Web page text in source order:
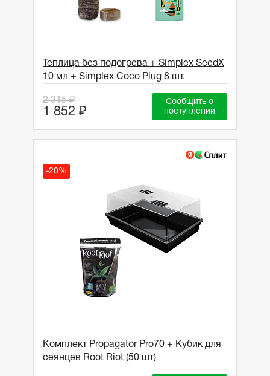
Теплица без подогрева + Simplex SeedX
10 мл + Simplex Coco Plug 8 шт.
2 315 ₽
1 852 ₽
Сообщить о
поступлении
-20%
Комплект Propagator Pro70 + Кубик для
сеянцев Root Riot (50 шт)